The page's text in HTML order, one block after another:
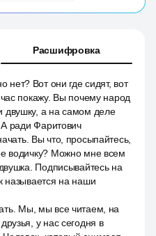
Расшифровка
нет? Вот они где сидят, вот
покажу. Вы почему народ
двушку, а на самом деле
А ради Фаритович
Вы что, просыпайтесь,
водичку? Можно мне всем
Подписывайтесь на
называется на наши
Мы, мы все читаем, на
у нас сегодня в